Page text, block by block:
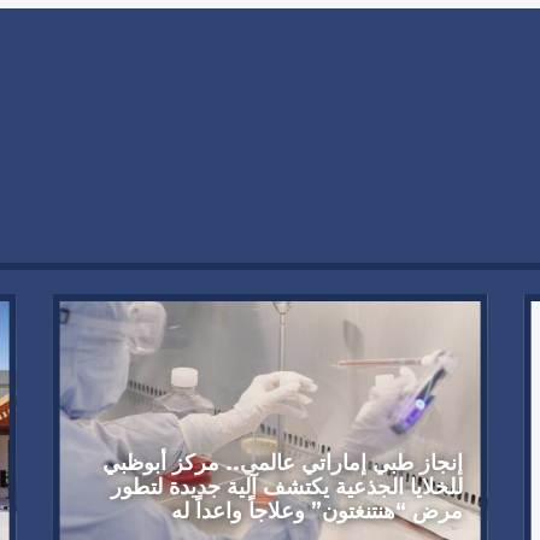
إنجاز طبي إماراتي عالمي.. مركز أبوظبي
للخلايا الجذعية يكتشف آلية جديدة لتطور
مرض “هنتنغتون” وعلاجاً واعداً له